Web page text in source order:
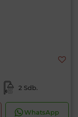
2 Sdb.
WhatsApp